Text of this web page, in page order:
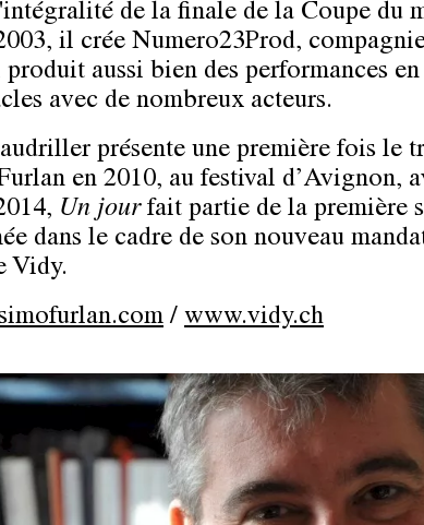
de la finale de la Coupe du
il crée Numero23Prod,
aussi bien des performances
avec de nombreux acteurs.
présente une première fois le
en 2010, au festival d’Avignon,
Un jour fait partie de la première
dans le cadre de son nouveau
Vidy.
/ www.vidy.ch